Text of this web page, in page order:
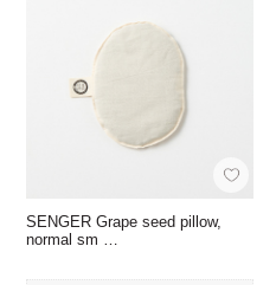
SENGER Grape seed pillow,
normal sm …